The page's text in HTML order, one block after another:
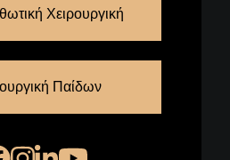
Χειρουργική
Παίδων